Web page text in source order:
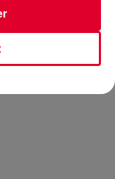
Maison Française x